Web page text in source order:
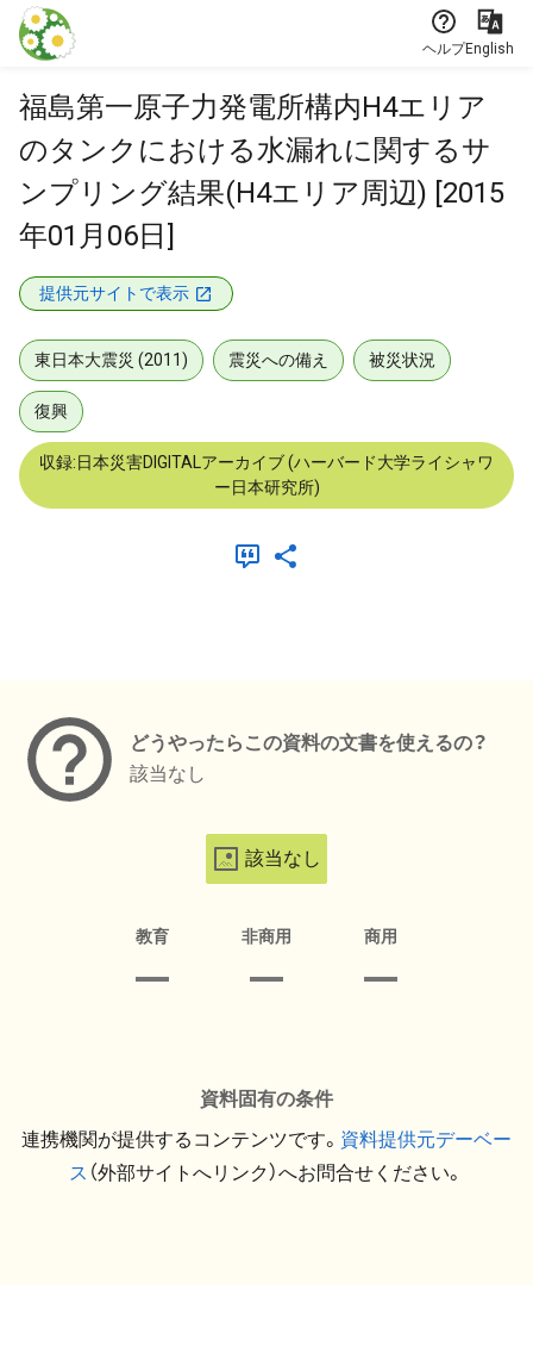
本文に飛ぶ
ヘルプEnglish
福島第一原子力発電所構内H4エリア
のタンクにおける水漏れに関するサ
ンプリング結果(H4エリア周辺) [2015
年01月06日]
提供元サイトで表示
東日本大震災 (2011) 震災への備え 被災状況
復興
収録:日本災害DIGITALアーカイブ (ハーバード大学ライシャワ
ー日本研究所)
どうやったらこの資料の文書を使えるの？
該当なし
該当なし
教育 非商用 商用
資料固有の条件
連携機関が提供するコンテンツです。 資料提供元デーベー
ス （外部サイトへリンク）へお問合せください。